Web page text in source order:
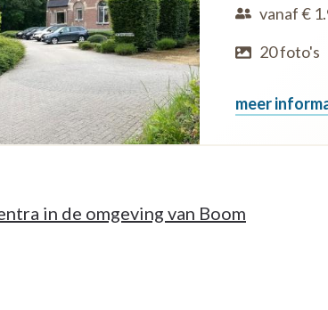
vanaf €
20 foto's
meer
in de omgeving van Boom